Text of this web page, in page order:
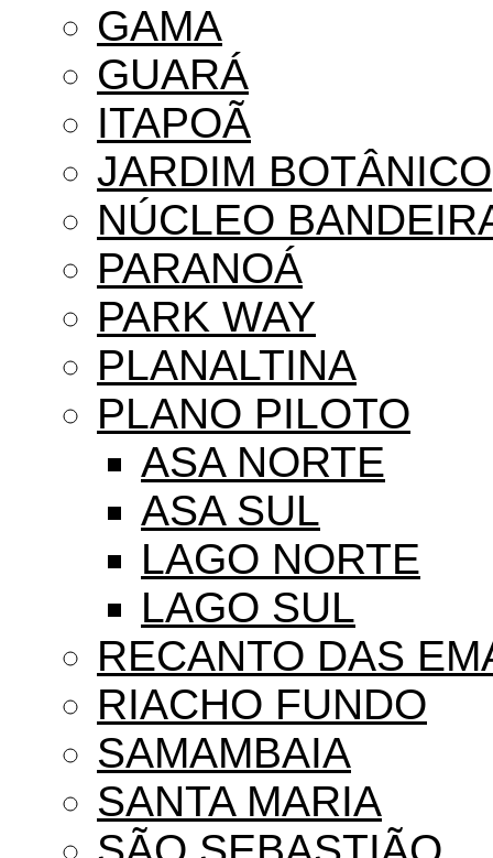
GAMA
GUARÁ
ITAPOÃ
JARDIM BOTÂNICO
NÚCLEO
PARANOÁ
PARK WAY
PLANALTINA
PLANO PILOTO
ASA NORTE
ASA SUL
LAGO NORTE
LAGO SUL
RECANTO DAS
RIACHO FUNDO
SAMAMBAIA
SANTA MARIA